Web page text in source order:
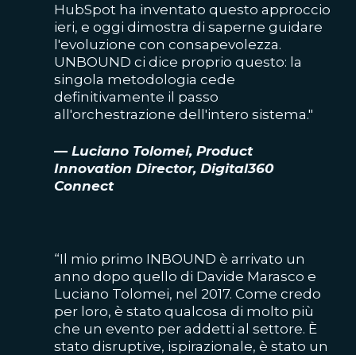
HubSpot ha inventato questo approccio
ieri, e oggi dimostra di saperne guidare
l'evoluzione con consapevolezza.
UNBOUND ci dice proprio questo: la
singola metodologia cede
definitivamente il passo
all'orchestrazione dell'intero sistema."
— Luciano Tolomei, Product
Innovation Director, Digital360
Connect
“Il mio primo INBOUND è arrivato un
anno dopo quello di Davide Marasco e
Luciano Tolomei, nel 2017. Come credo
per loro, è stato qualcosa di molto più
che un evento per addetti al settore. È
stato disruptive, ispirazionale, è stato un